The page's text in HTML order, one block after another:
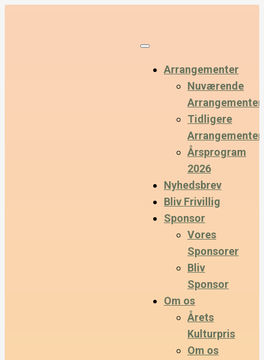
Arrangementer
Nuværende
Arrangementer
Tidligere
Arrangementer
Årsprogram
2026
Nyhedsbrev
Bliv Frivillig
Sponsor
Vores
Sponsorer
Bliv
Sponsor
Om os
Årets
Kulturpris
Om os